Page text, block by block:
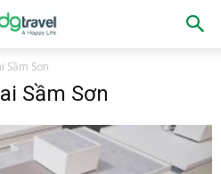
Sầm Sơn
Sầm Sơn